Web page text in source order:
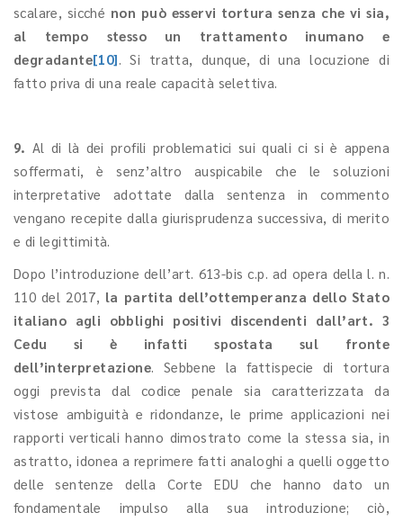
scalare, sicché non può esservi tortura senza che vi sia,
al tempo stesso un trattamento inumano e
degradante[10]. Si tratta, dunque, di una locuzione di
fatto priva di una reale capacità selettiva.
9. Al di là dei profili problematici sui quali ci si è appena
soffermati, è senz’altro auspicabile che le soluzioni
interpretative adottate dalla sentenza in commento
vengano recepite dalla giurisprudenza successiva, di merito
e di legittimità.
Dopo l’introduzione dell’art. 613-bis c.p. ad opera della l. n.
110 del 2017, la partita dell’ottemperanza dello Stato
italiano agli obblighi positivi discendenti dall’art. 3
Cedu si è infatti spostata sul fronte
dell’interpretazione. Sebbene la fattispecie di tortura
oggi prevista dal codice penale sia caratterizzata da
vistose ambiguità e ridondanze, le prime applicazioni nei
rapporti verticali hanno dimostrato come la stessa sia, in
astratto, idonea a reprimere fatti analoghi a quelli oggetto
delle sentenze della Corte EDU che hanno dato un
fondamentale impulso alla sua introduzione; ciò,